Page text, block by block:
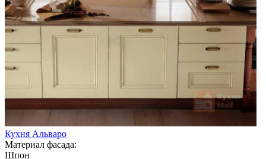
Кухня Альваро
Материал фасада:
Шпон